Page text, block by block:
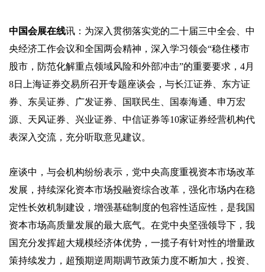
中国会展在线讯：为深入贯彻落实党的二十届三中全会、中
央经济工作会议和全国两会精神，深入学习领会“稳住楼市
股市，防范化解重点领域风险和外部冲击”的重要要求，4月
8日上海证券交易所召开专题座谈会，与长江证券、东方证
券、东吴证券、广发证券、国联民生、国泰海通、申万宏
源、天风证券、兴业证券、中信证券等10家证券经营机构代
表深入交流，充分听取意见建议。
座谈中，与会机构纷纷表示，党中央高度重视资本市场改革
发展，持续深化资本市场投融资综合改革，强化市场内在稳
定性长效机制建设，增强基础制度的包容性适应性，是我国
资本市场高质量发展的最大底气。在党中央坚强领导下，我
国充分发挥超大规模经济体优势，一揽子有针对性的增量政
策持续发力，超预期逆周期调节政策力度不断加大，投资、